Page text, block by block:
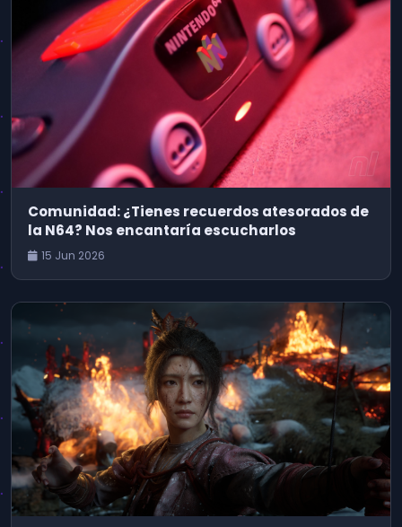
Comunidad: ¿Tienes recuerdos atesorados de
la N64? Nos encantaría escucharlos
15 Jun 2026